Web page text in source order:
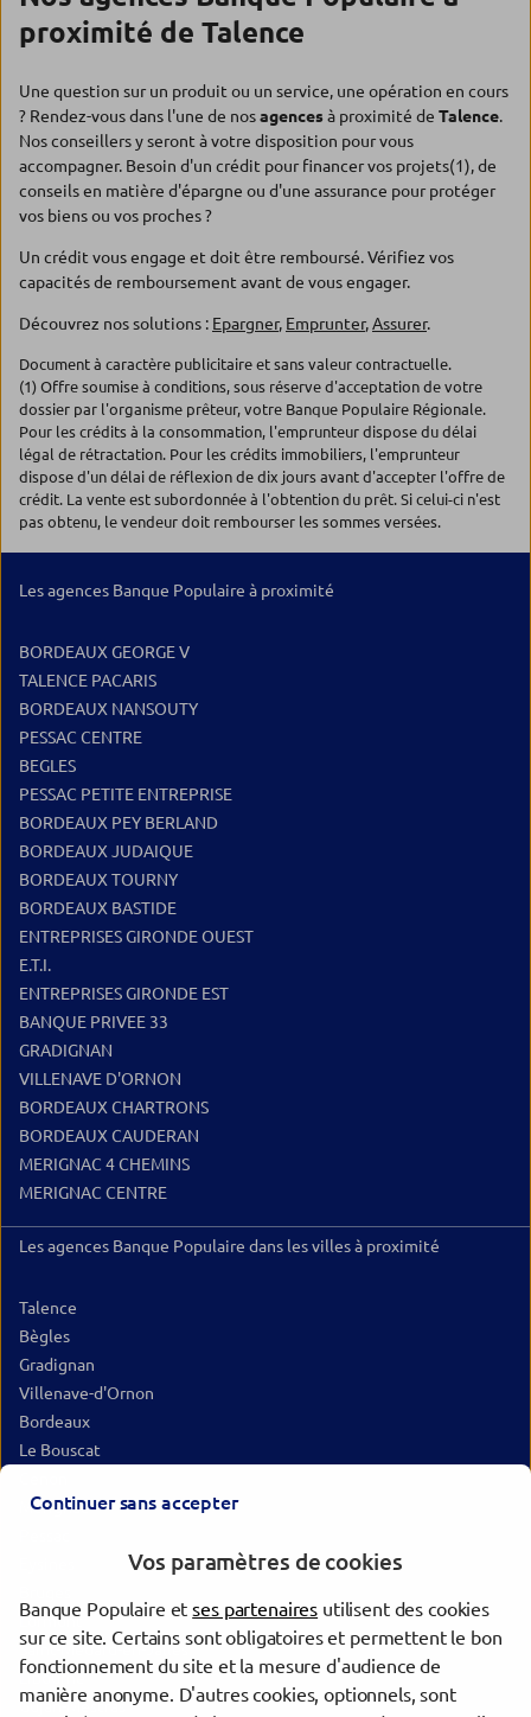
proximité de Talence
Une question sur un produit ou un service, une opération en cours
? Rendez-vous dans l'une de nosagencesà proximité de Talence.
Nos conseillers y seront à votre disposition pour vous
accompagner. Besoin d'un crédit pour financer vos projets(1), de
conseils en matière d'épargne ou d'une assurance pour protéger
vos biens ou vos proches ?
Un crédit vous engage et doit être remboursé. Vérifiez vos
capacités de remboursement avant de vous engager.
Découvrez nos solutions : Epargner, Emprunter,Assurer.
Document à caractère publicitaire et sans valeur contractuelle.
(1) Offre soumise à conditions, sous réserve d'acceptation de votre
dossier par l'organisme prêteur, votre Banque Populaire Régionale.
Pour les crédits à la consommation, l'emprunteur dispose du délai
légal de rétractation. Pour les crédits immobiliers, l'emprunteur
dispose d'un délai de réflexion de dix jours avant d'accepter l'offre de
crédit. La vente est subordonnée à l'obtention du prêt. Si celui-ci n'est
pas obtenu, le vendeur doit rembourser les sommes versées.
Les agences Banque Populaire à proximité
BORDEAUX GEORGE V
TALENCE PACARIS
BORDEAUX NANSOUTY
PESSAC CENTRE
BEGLES
PESSAC PETITE ENTREPRISE
BORDEAUX PEY BERLAND
BORDEAUX JUDAIQUE
BORDEAUX TOURNY
BORDEAUX BASTIDE
ENTREPRISES GIRONDE OUEST
E.T.I.
ENTREPRISES GIRONDE EST
BANQUE PRIVEE 33
GRADIGNAN
VILLENAVE D'ORNON
BORDEAUX CHARTRONS
BORDEAUX CAUDERAN
MERIGNAC 4 CHEMINS
MERIGNAC CENTRE
Les agences Banque Populaire dans les villes à proximité
Talence
Bègles
Gradignan
Villenave-d'Ornon
Bordeaux
Le Bouscat
Mérignac
Lormont
Saint-Médard-en-Jalles
Libourne
Gujan-Mestras
Continuer sans accepter
Vos paramètres de cookies
Banque Populaire etses partenaires utilisent des cookies
sur ce site. Certains sont obligatoires et permettent le bon
fonctionnement du site et la mesure d'audience de
manière anonyme. D'autres cookies, optionnels, sont